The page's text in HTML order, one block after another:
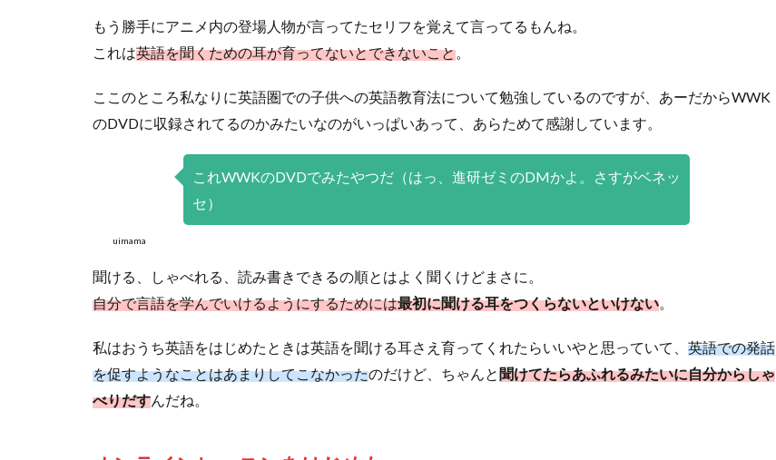
もう勝手にアニメ内の登場人物が言ってたセリフを覚えて言ってるもんね。
これは英語を聞くための耳が育ってないとできないこと
ここのところ私なりに英語圏での子供への英語教育法について勉強しているのですが、あーだからWWK
のDVDに収録されてるのかみたいなのがいっぱいあって、あらためて感謝しています。
uimama
これWWKのDVDでみたやつだ（はっ、進研ゼミのDMかよ。さすがベネッ
セ）
聞ける、しゃべれる、読み書きできるの順とはよく聞くけどまさに。
自分で言語を学んでいけるようにするためには最初に聞ける耳をつくらないといけない
私はおうち英語をはじめたときは英語を聞ける耳さえ育ってくれたらいいやと思っていて、 英語での発話
を促すようなことはあまりしてこなかったのだけど、ちゃんと聞けてたらあふれるみたいに自分からしゃ
べりだすんだね。